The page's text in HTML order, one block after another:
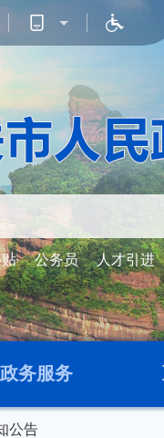
公务员 人才引进
政务服务
公告